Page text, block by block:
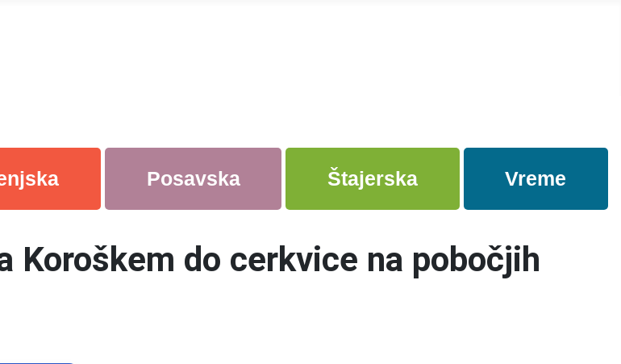
Posavska Štajerska Vreme
Koroškem do cerkvice na pobočjih